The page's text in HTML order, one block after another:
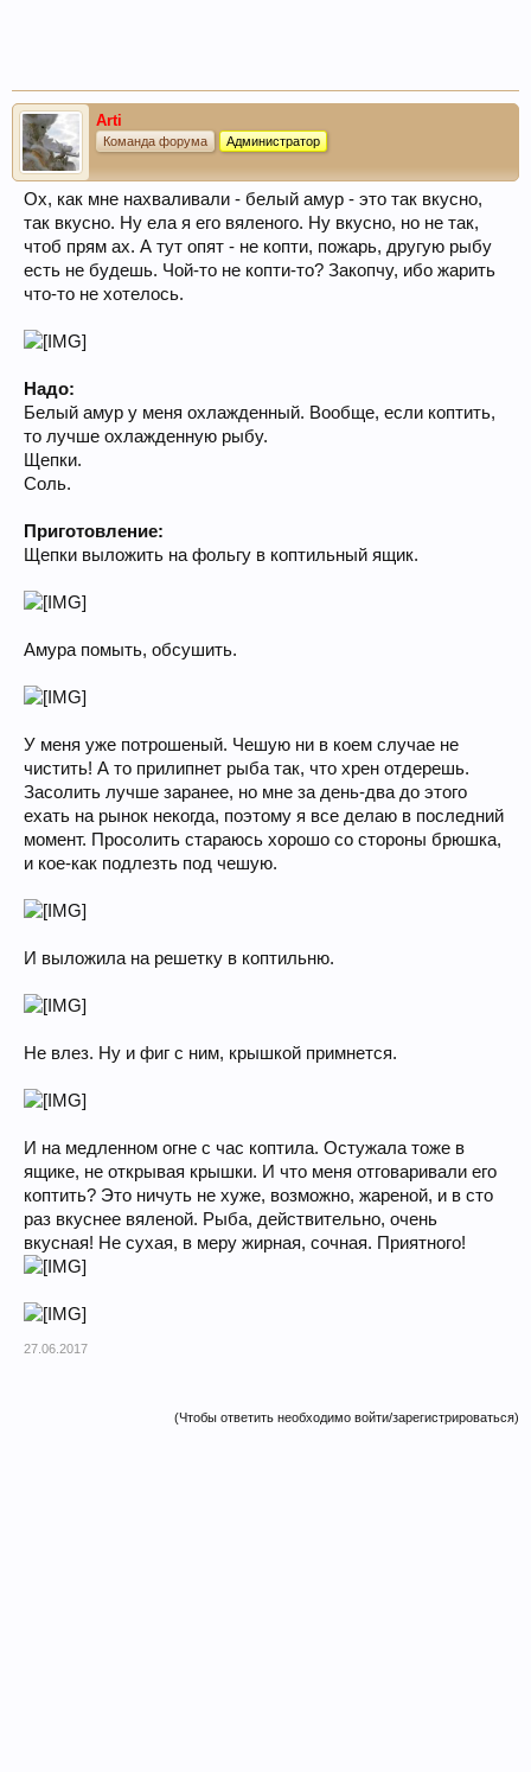
Arti
Команда форума Администратор
Ох, как мне нахваливали - белый амур - это так вкусно,
так вкусно. Ну ела я его вяленого. Ну вкусно, но не так,
чтоб прям ах. А тут опят - не копти, пожарь, другую рыбу
есть не будешь. Чой-то не копти-то? Закопчу, ибо жарить
что-то не хотелось.
Надо:
Белый амур у меня охлажденный. Вообще, если коптить,
то лучше охлажденную рыбу.
Щепки.
Соль.
Приготовление:
Щепки выложить на фольгу в коптильный ящик.
Амура помыть, обсушить.
У меня уже потрошеный. Чешую ни в коем случае не
чистить! А то прилипнет рыба так, что хрен отдерешь.
Засолить лучше заранее, но мне за день-два до этого
ехать на рынок некогда, поэтому я все делаю в последний
момент. Просолить стараюсь хорошо со стороны брюшка,
и кое-как подлезть под чешую.
И выложила на решетку в коптильню.
Не влез. Ну и фиг с ним, крышкой примнется.
И на медленном огне с час коптила. Остужала тоже в
ящике, не открывая крышки. И что меня отговаривали его
коптить? Это ничуть не хуже, возможно, жареной, и в сто
раз вкуснее вяленой. Рыба, действительно, очень
вкусная! Не сухая, в меру жирная, сочная. Приятного!
27.06.2017
(Чтобы ответить необходимо войти/зарегистрироваться)